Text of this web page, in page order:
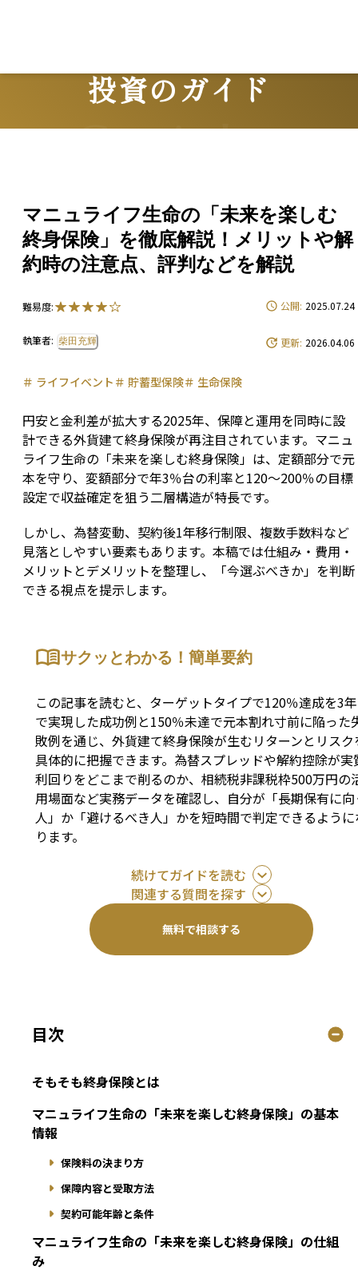
投資のガイド
Guide
マニュライフ生命の「未来を楽しむ
終身保険」を徹底解説！メリットや解
約時の注意点、評判などを解説
難易度:
執筆者: 柴田充輝
公開: 2025.07.24
更新: 2026.04.06
＃ ライフイベント ＃ 貯蓄型保険＃ 生命保険
円安と金利差が拡大する2025年、保障と運用を同時に設
計できる外貨建て終身保険が再注目されています。マニュ
ライフ生命の「未来を楽しむ終身保険」は、定額部分で元
本を守り、変額部分で年3％台の利率と120〜200％の目標
設定で収益確定を狙う二層構造が特長です。
しかし、為替変動、契約後1年移行制限、複数手数料など
見落としやすい要素もあります。本稿では仕組み・費用・
メリットとデメリットを整理し、「今選ぶべきか」を判断
できる視点を提示します。
サクッとわかる！簡単要約
この記事を読むと、ターゲットタイプで120％達成を3年
で実現した成功例と150％未達で元本割れ寸前に陥った
敗例を通じ、外貨建て終身保険が生むリターンとリスク
具体的に把握できます。為替スプレッドや解約控除が実
利回りをどこまで削るのか、相続税非課税枠500万円の
用場面など実務データを確認し、自分が「長期保有に
人」か「避けるべき人」かを短時間で判定できるよう
ります。
続けてガイドを読む
関連する質問を探す
無料で相談する
目次
そもそも終身保険とは
マニュライフ生命の「未来を楽しむ終身保険」の基本
情報
保険料の決まり方
保障内容と受取方法
契約可能年齢と条件
マニュライフ生命の「未来を楽しむ終身保険」の仕組
み